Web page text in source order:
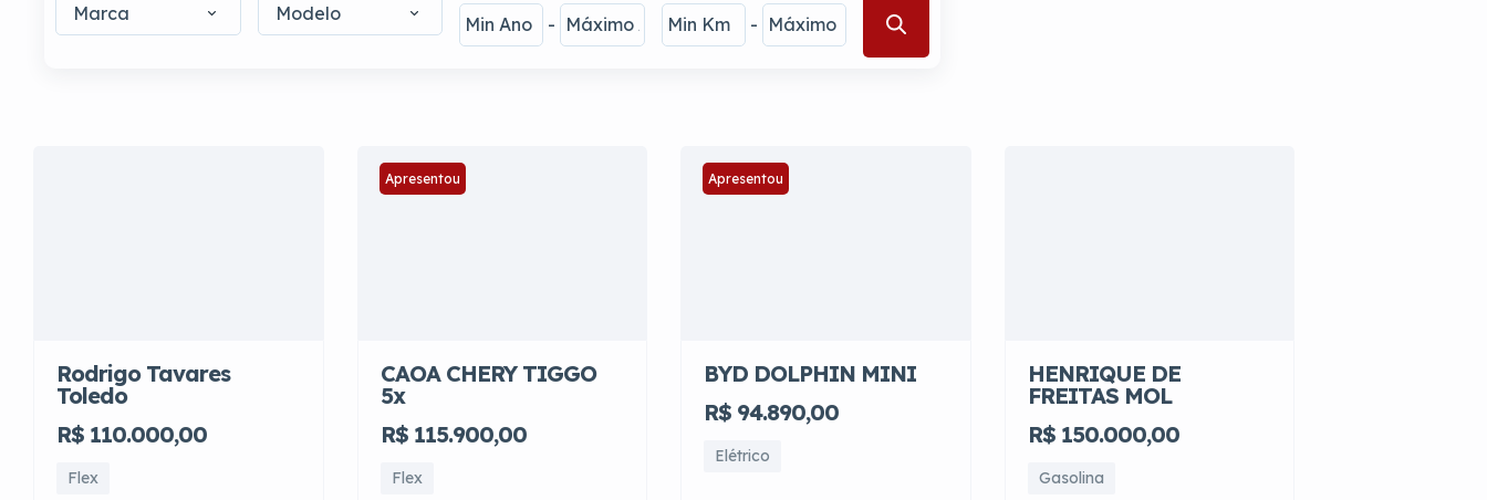
Marca
Modelo
-
-
Rodrigo Tavares
Toledo
R$ 110.000,00
Flex
Apresentou
CAOA CHERY TIGGO
5x
R$ 115.900,00
Flex
Apresentou
BYD DOLPHIN MINI
R$ 94.890,00
Elétrico
HENRIQUE DE
FREITAS MOL
R$ 150.000,00
Gasolina